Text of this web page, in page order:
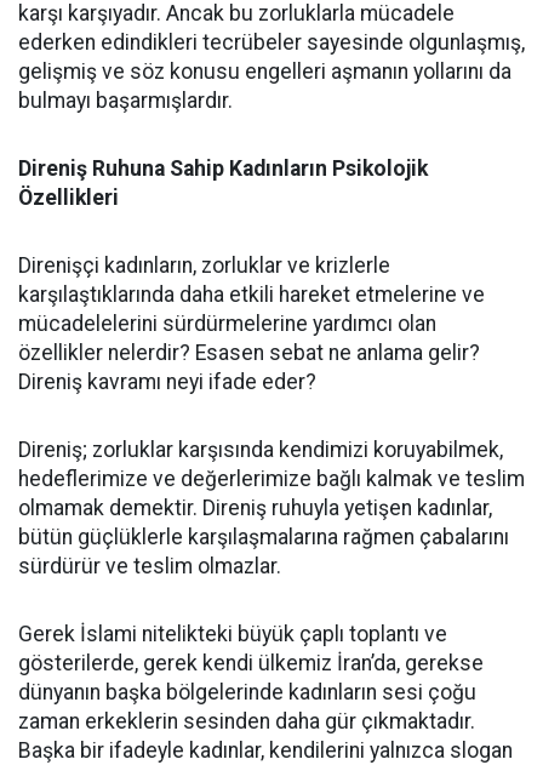
karşı karşıyadır. Ancak bu zorluklarla mücadele
ederken edindikleri tecrübeler sayesinde olgunlaşmış,
gelişmiş ve söz konusu engelleri aşmanın yollarını da
bulmayı başarmışlardır.
Direniş Ruhuna Sahip Kadınların Psikolojik
Özellikleri
Direnişçi kadınların, zorluklar ve krizlerle
karşılaştıklarında daha etkili hareket etmelerine ve
mücadelelerini sürdürmelerine yardımcı olan
özellikler nelerdir? Esasen sebat ne anlama gelir?
Direniş kavramı neyi ifade eder?
Direniş; zorluklar karşısında kendimizi koruyabilmek,
hedeflerimize ve değerlerimize bağlı kalmak ve teslim
olmamak demektir. Direniş ruhuyla yetişen kadınlar,
bütün güçlüklerle karşılaşmalarına rağmen çabalarını
sürdürür ve teslim olmazlar.
Gerek İslami nitelikteki büyük çaplı toplantı ve
gösterilerde, gerek kendi ülkemiz İran’da, gerekse
dünyanın başka bölgelerinde kadınların sesi çoğu
zaman erkeklerin sesinden daha gür çıkmaktadır.
Başka bir ifadeyle kadınlar, kendilerini yalnızca slogan